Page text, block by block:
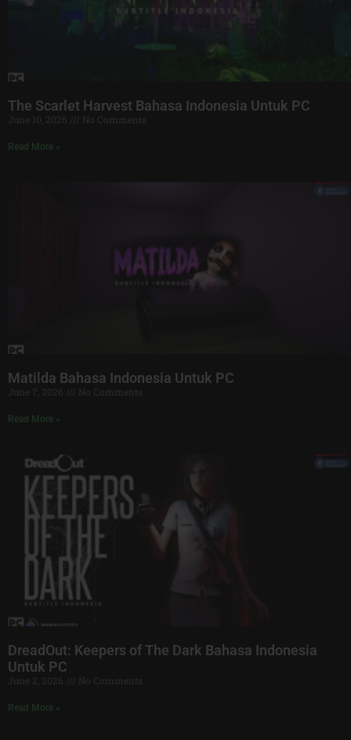
The Scarlet Harvest Bahasa Indonesia Untuk PC
June 10, 2026 No Comments
Read More »
Matilda Bahasa Indonesia Untuk PC
June 7, 2026 No Comments
Read More »
DreadOut: Keepers of The Dark Bahasa Indonesia
Untuk PC
June 2, 2026 No Comments
Read More »